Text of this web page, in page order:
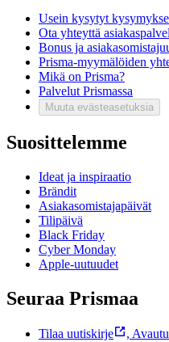
Usein kysytyt
Ota yhteyttä
Bonus ja
Prisma-myymälöiden
Mikä on Prisma?
Palvelut Prismassa
Muuta evästeasetuksia
Suosittelemme
Ideat ja inspiraatio
Brändit
Asiakasomistajapäivät
Tilipäivä
Black Friday
Cyber Monday
Apple-uutuudet
Seuraa Prismaa
Tilaa uutiskirje ,